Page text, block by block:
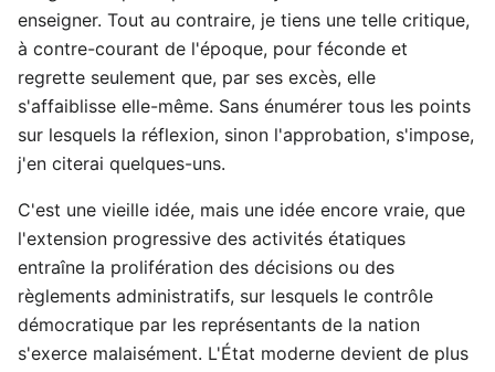
enseigner. Tout au contraire, je tiens une telle critique,
à contre-courant de l'époque, pour féconde et
regrette seulement que, par ses excès, elle
s'affaiblisse elle-même. Sans énumérer tous les points
sur lesquels la réflexion, sinon l'approbation, s'impose,
j'en citerai quelques-uns.
C'est une vieille idée, mais une idée encore vraie, que
l'extension progressive des activités étatiques
entraîne la prolifération des décisions ou des
règlements administratifs, sur lesquels le contrôle
démocratique par les représentants de la nation
s'exerce malaisément. L'État moderne devient de plus